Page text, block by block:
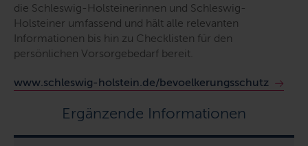
die Schleswig-Holsteinerinnen und Schleswig-
Holsteiner umfassend und hält alle relevanten
Informationen bis hin zu Checklisten für den
persönlichen Vorsorgebedarf bereit.
www.schleswig-holstein.de/bevoelkerungsschutz
Ergänzende Informationen